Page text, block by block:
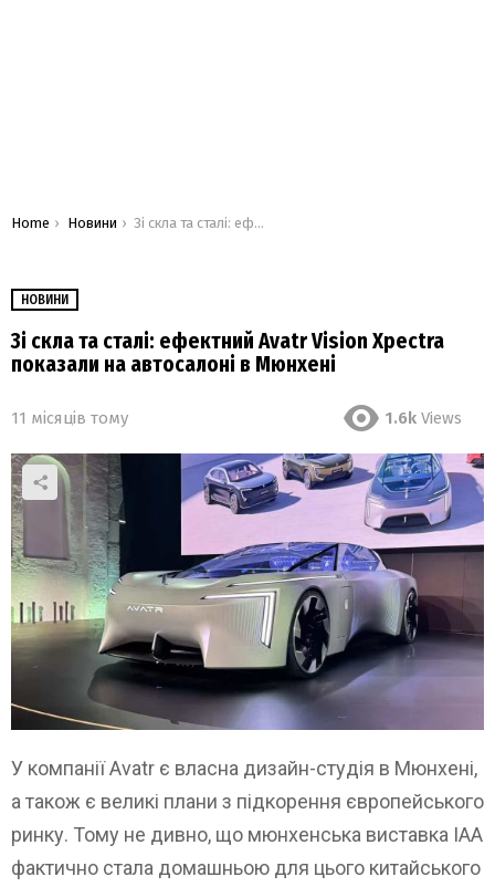
You are here:
Home Новини Зі скла та сталі: ефектний Avatr Vision Xpectra показали на автосалоні в Мюнхені
НОВИНИ
Зі скла та сталі: ефектний Avatr Vision Xpectra
показали на автосалоні в Мюнхені
11 місяців тому 1.6k Views
У компанії Avatr є власна дизайн-студія в Мюнхені,
а також є великі плани з підкорення європейського
ринку. Тому не дивно, що мюнхенська виставка IAA
фактично стала домашньою для цього китайського